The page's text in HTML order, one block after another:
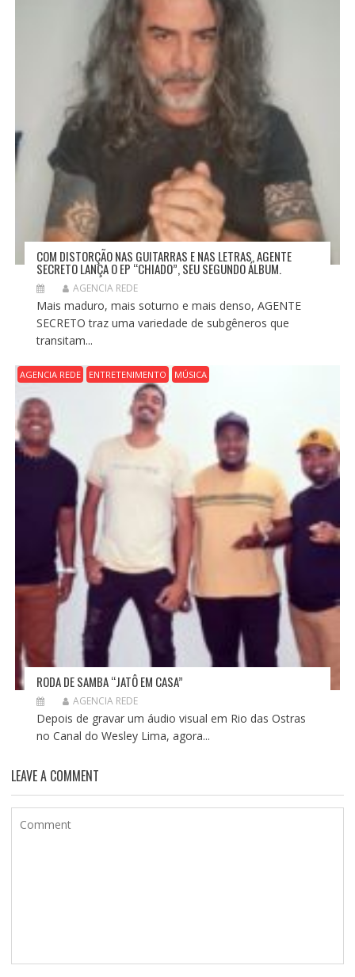
COM DISTORÇÃO NAS GUITARRAS E NAS LETRAS, AGENTE
SECRETO LANÇA O EP “CHIADO”, SEU SEGUNDO ÁLBUM.
AGENCIA REDE
Mais maduro, mais soturno e mais denso, AGENTE
SECRETO traz uma variedade de subgêneros que
transitam...
AGENCIA REDE ENTRETENIMENTO MÚSICA
RODA DE SAMBA “JATÔ EM CASA”
AGENCIA REDE
Depois de gravar um áudio visual em Rio das Ostras
no Canal do Wesley Lima, agora...
LEAVE A COMMENT